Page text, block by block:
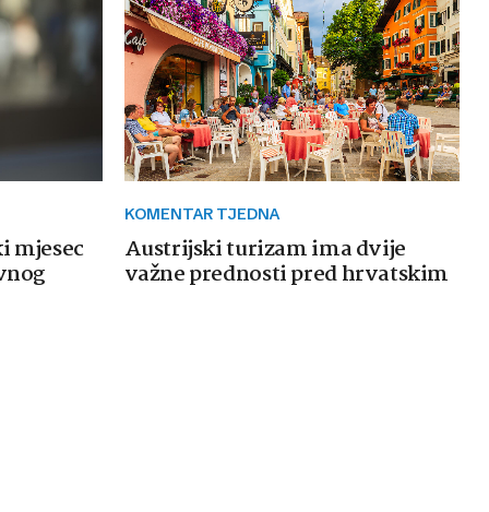
mjesec
KOMENTAR TJEDNA
Austrijski turizam ima dvije
važne prednosti pred hrvatskim